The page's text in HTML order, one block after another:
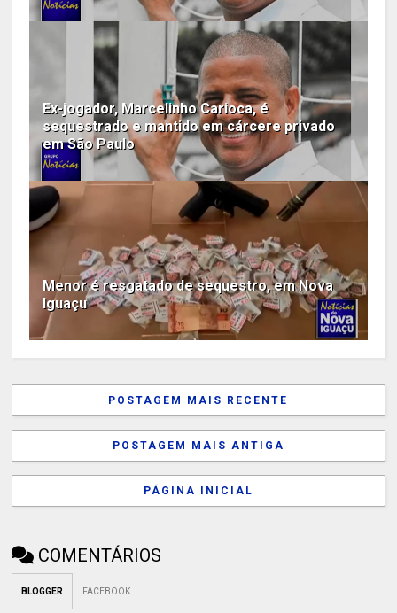
Ex-jogador, Marcelinho Carioca, é
sequestrado e mantido em cárcere privado
em São Paulo
Menor é resgatado de sequestro, em Nova
Iguaçu
POSTAGEM MAIS RECENTE
POSTAGEM MAIS ANTIGA
PÁGINA INICIAL
COMENTÁRIOS
BLOGGER FACEBOOK